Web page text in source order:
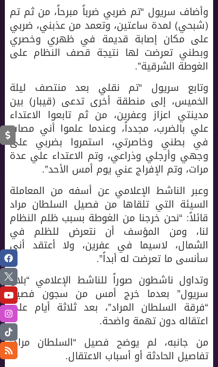
وأضاف سريول “تم ضربي ضرباً مبرحاً، من ثم تم
(شبحي) لمدة ساعتين، وتعمد من عذبني، ضربي
على مكان إصابة قديمة في ظهري وخصري
وبطني تعرضت لها نتيجة قصف النظام على
الغوطة الشرقية”.
وتابع سريول “تم نقلي بعد منتصف ليلة
الخميس، إلى منطقة أخرى تدعى (قيبار) بين
مدينتي اعزاز وعفرين، من ثم تابعوا الاعتداء
علي بالضرب، مجدداً، وعندما علموا أني مصاب
في بطني وخاصرتي، استمروا بضربي على
وجهي وأرجلي وذراعي، وتم الاعتداء علي عدة
مرات، وتم الإفراج عني يوم أمس الأحد”.
وعبر الناشط الإعلامي عن أسفه من المعاملة
السيئة التي تلقاها من فصيل السلطان مراد
قائلاً: “نحن خرجنا من الغوطة بسبب ظلم النظام
لنا، ومن المؤسف أن نتعرض للظلم في
الشمال، لاسيما في عفرين، ولا أعتقد أني
سأنسى ما تعرضت له أبداً”.
وتداول ناشطون صوراً للناشط الإعلامي “بلال
سريول” بعدما خرج أمس من سجون فصيل
“فرقة السلطان المراد”، بعد ثلاثة أيام على
اعتقاله دون تهمة واضحة.
من جانبه، لم يوضح فصيل “السلطان مراد”
تفاصيل الحادثة أو أسباب الاعتقال.